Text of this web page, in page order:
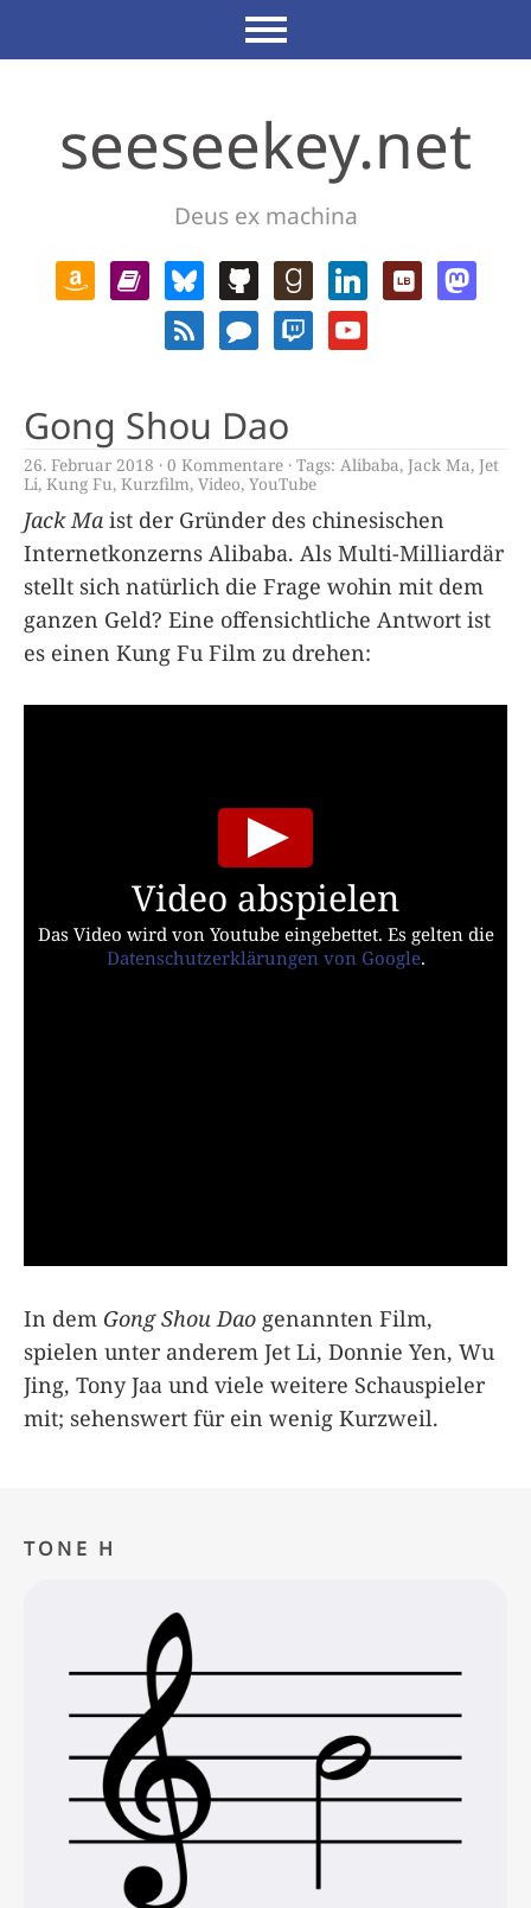
seeseekey.net
Deus ex machina
Gong Shou Dao
26. Februar 2018 0 Kommentare Tags: Alibaba, Jack Ma, Jet
Li, Kung Fu, Kurzfilm, Video, YouTube
Jack Ma ist der Gründer des chinesischen
Internetkonzerns Alibaba. Als Multi-Milliardär
stellt sich natürlich die Frage wohin mit dem
ganzen Geld? Eine offensichtliche Antwort ist
es einen Kung Fu Film zu drehen:
Video abspielen
Das Video wird von Youtube eingebettet. Es gelten die
Datenschutzerklärungen von Google.
In dem Gong Shou Dao genannten Film,
spielen unter anderem Jet Li, Donnie Yen, Wu
Jing, Tony Jaa und viele weitere Schauspieler
mit; sehenswert für ein wenig Kurzweil.
TONE H